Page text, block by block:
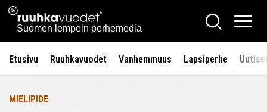
Siirry
sisältöön
Ruuhkavuodet.fi
Suomen lempein perhemedia
Hae
Etusivu Ruuhkavuodet Vanhemmuus Lapsiperhe
Etusivulle
MIELIPIDE